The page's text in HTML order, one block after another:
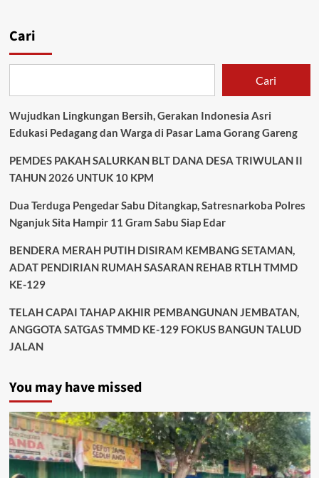
Political
Discourse
Cari
Cari
Wujudkan Lingkungan Bersih, Gerakan Indonesia Asri
Edukasi Pedagang dan Warga di Pasar Lama Gorang Gareng
PEMDES PAKAH SALURKAN BLT DANA DESA TRIWULAN II
TAHUN 2026 UNTUK 10 KPM
Dua Terduga Pengedar Sabu Ditangkap, Satresnarkoba Polres
Nganjuk Sita Hampir 11 Gram Sabu Siap Edar
BENDERA MERAH PUTIH DISIRAM KEMBANG SETAMAN,
ADAT PENDIRIAN RUMAH SASARAN REHAB RTLH TMMD
KE-129
TELAH CAPAI TAHAP AKHIR PEMBANGUNAN JEMBATAN,
ANGGOTA SATGAS TMMD KE-129 FOKUS BANGUN TALUD
JALAN
You may have missed